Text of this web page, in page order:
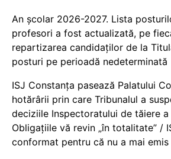
An școlar 2026-2027. Lista
profesori a fost actualizată, pe
repartizarea candidaților de la
posturi pe perioadă nedeterminată
ISJ Constanța pasează Palatului
hotărârii prin care Tribunalul a
deciziile Inspectoratului de tăiere
Obligațiile vă revin „în totalitate” /
conformat pentru că nu a mai